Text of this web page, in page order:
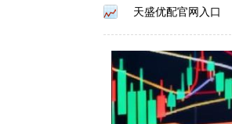
天盛优配官网入口